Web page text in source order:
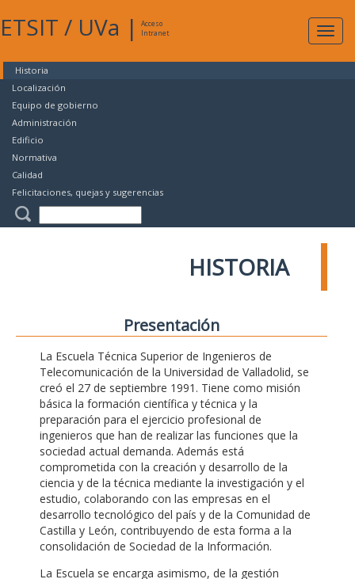
ETSIT / UVa |
Acceso
Intranet
Historia
Localización
Equipo de gobierno
Administración
Edificio
Normativa
Calidad
Felicitaciones, quejas y sugerencias
HISTORIA
Presentación
La Escuela Técnica Superior de Ingenieros de
Telecomunicación de la Universidad de Valladolid, se
creó el 27 de septiembre 1991. Tiene como misión
básica la formación científica y técnica y la
preparación para el ejercicio profesional de
ingenieros que han de realizar las funciones que la
sociedad actual demanda. Además está
comprometida con la creación y desarrollo de la
ciencia y de la técnica mediante la investigación y el
estudio, colaborando con las empresas en el
desarrollo tecnológico del país y de la Comunidad de
Castilla y León, contribuyendo de esta forma a la
consolidación de Sociedad de la Información.
La Escuela se encarga asimismo, de la gestión